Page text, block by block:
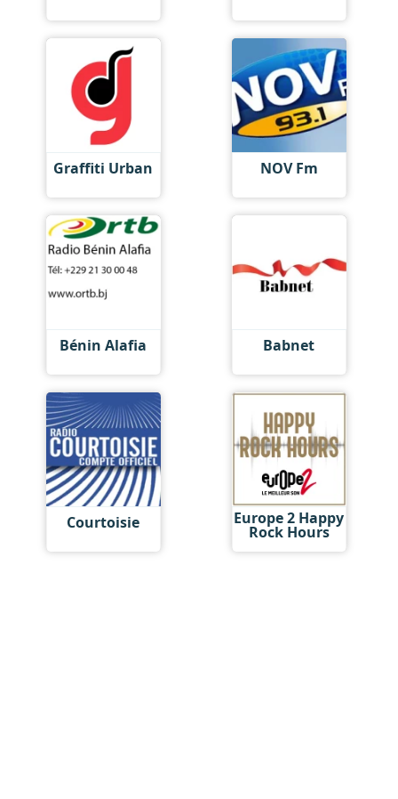
Graffiti Urban NOV Fm
Bénin Alafia Babnet
Courtoisie Europe 2 Happy
Rock Hours